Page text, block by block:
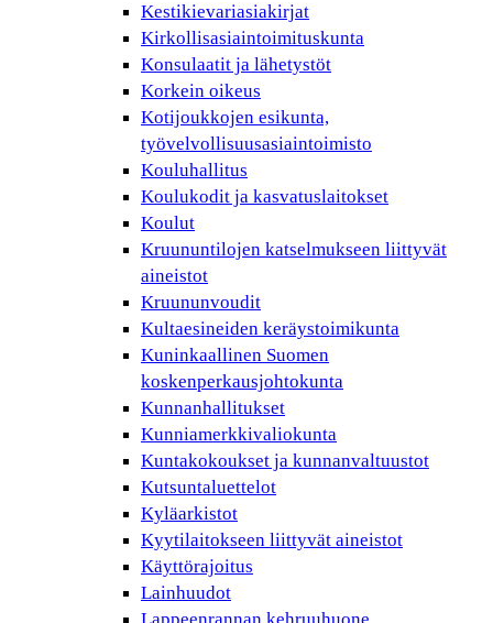
Kestikievariasiakirjat
Kirkollisasiaintoimituskunta
Konsulaatit ja lähetystöt
Korkein oikeus
Kotijoukkojen esikunta,
työvelvollisuusasiaintoimisto
Kouluhallitus
Koulukodit ja kasvatuslaitokset
Koulut
Kruununtilojen katselmukseen liittyvät
aineistot
Kruununvoudit
Kultaesineiden keräystoimikunta
Kuninkaallinen Suomen
koskenperkausjohtokunta
Kunnanhallitukset
Kunniamerkkivaliokunta
Kuntakokoukset ja kunnanvaltuustot
Kutsuntaluettelot
Kyläarkistot
Kyytilaitokseen liittyvät aineistot
Käyttörajoitus
Lainhuudot